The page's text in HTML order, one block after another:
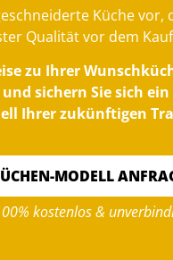
Küche vor,
Qualität vor dem
zu Ihrer
sichern Sie sich ein
Ihrer zukünftigen
MODELL
kostenlos &